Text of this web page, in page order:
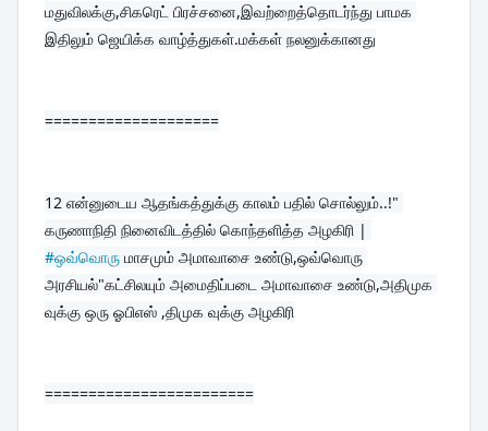
மதுவிலக்கு,சிகரெட் பிரச்சனை,இவற்றைத்தொடர்ந்து பாமக
இதிலும் ஜெயிக்க வாழ்த்துகள்.மக்கள் நலனுக்கானது
====================
12 என்னுடைய ஆதங்கத்துக்கு காலம் பதில் சொல்லும்..!"
#ஒவ்வொரு மாசமும் அமாவாசை உண்டு,ஒவ்வொரு
அரசியல்"கட்சிலயும் அமைதிப்படை அமாவாசை உண்டு,அதிமுக
வுக்கு ஒரு ஓபிஎஸ் ,திமுக வுக்கு அழகிரி
========================